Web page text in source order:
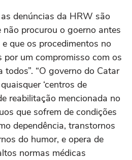
denúncias da HRW são
procurou o goerno antes
que os procedimentos no
por um compromisso com os
“O governo do Catar
‘centros de
reabilitação mencionada no
que sofrem de condições
dependência, transtornos
do humor, e opera de
normas médicas